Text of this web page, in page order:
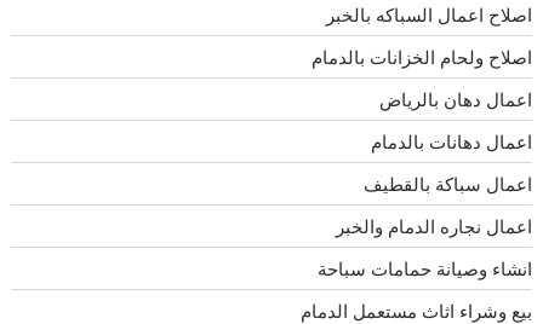
اصلاح اعمال السباكه بالخبر
اصلاح ولحام الخزانات بالدمام
اعمال دهان بالرياض
اعمال دهانات بالدمام
اعمال سباكة بالقطيف
اعمال نجاره الدمام والخبر
انشاء وصيانة حمامات سباحة
بيع وشراء اثاث مستعمل الدمام